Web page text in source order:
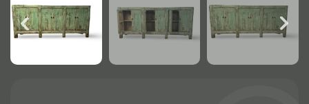
Tafel overig